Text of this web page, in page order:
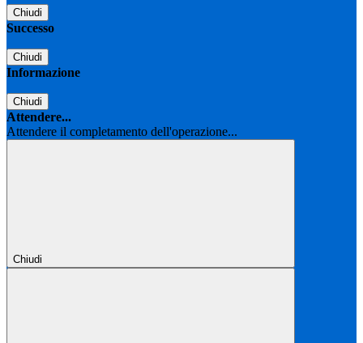
Chiudi
Successo
Chiudi
Informazione
Chiudi
Attendere...
Attendere il completamento dell'operazione...
Chiudi